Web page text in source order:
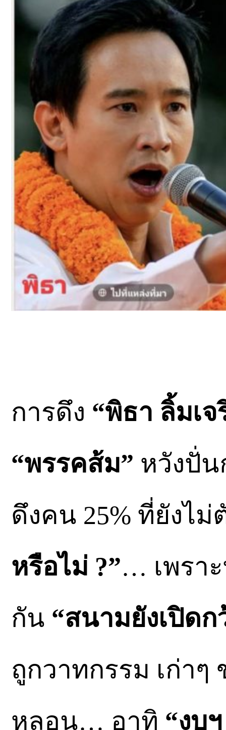
การดึง “พิธา ลิ้มเ
“พรรคส้ม” หวังปั่
ดึงคน 25% ที่ยังไ
หรือไม่ ?”… เพรา
กัน “สนามยังเปิดก
ถูกวาทกรรม เก่าๆ
หลอน… อาทิ “งบ